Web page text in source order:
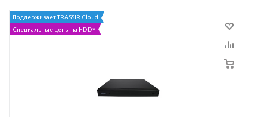
Поддерживает TRASSIR Cloud
Специальные цены на HDD*